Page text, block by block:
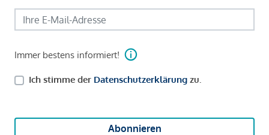
Immer bestens informiert!
Ich stimme der Datenschutzerklärung zu.
Abonnieren